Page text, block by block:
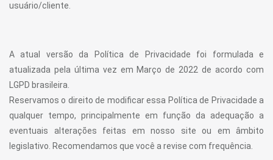
usuário/cliente.
A atual versão da Política de Privacidade foi formulada e
atualizada pela última vez em Março de 2022 de acordo com
LGPD brasileira.
Reservamos o direito de modificar essa Política de Privacidade a
qualquer tempo, principalmente em função da adequação a
eventuais alterações feitas em nosso site ou em âmbito
legislativo. Recomendamos que você a revise com frequência.